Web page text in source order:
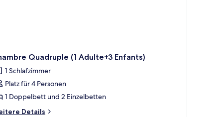
Quadruple (1 Adulte+3 Enfants)
1 Schlafzimmer
Platz für 4 Personen
1 Doppelbett und 2 Einzelbetten
Details